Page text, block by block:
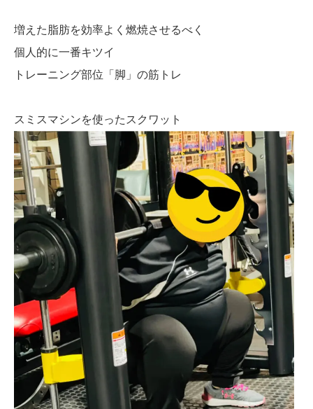
増えた脂肪を効率よく燃焼させるべく
個人的に一番キツイ
トレーニング部位「脚」の筋トレ
スミスマシンを使ったスクワット